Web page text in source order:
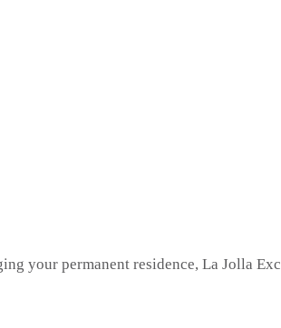
your permanent residence, La Jolla